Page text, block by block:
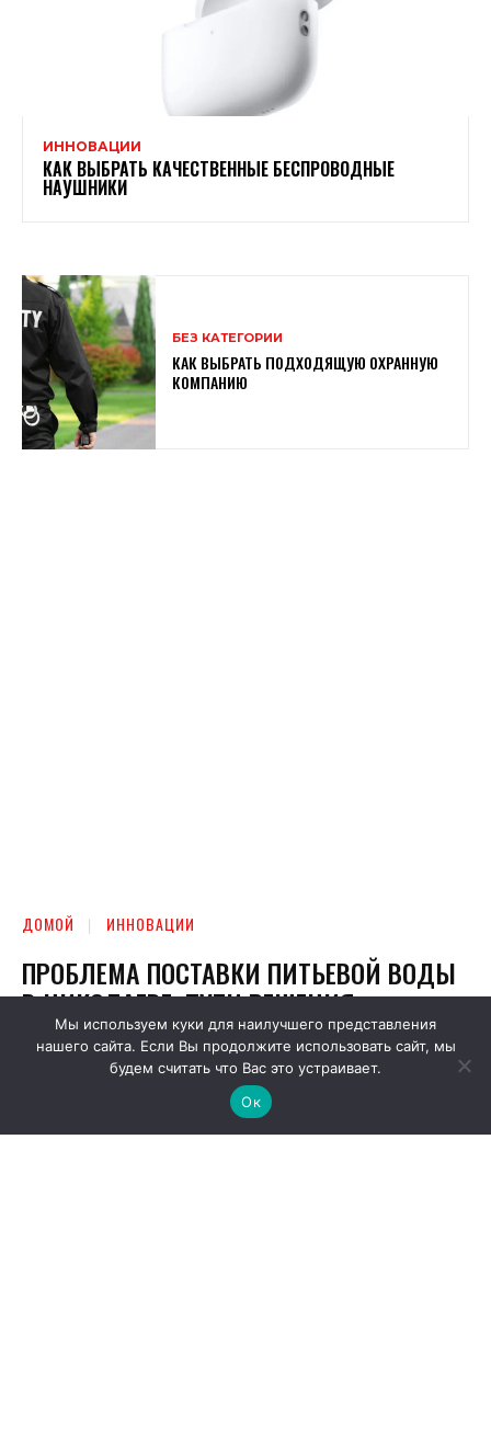
ИННОВАЦИИ
КАК ВЫБРАТЬ КАЧЕСТВЕННЫЕ БЕСПРОВОДНЫЕ
НАУШНИКИ
БЕЗ КАТЕГОРИИ
КАК ВЫБРАТЬ ПОДХОДЯЩУЮ ОХРАННУЮ
КОМПАНИЮ
Мы используем куки для наилучшего представления
нашего сайта. Если Вы продолжите использовать сайт, мы
будем считать что Вас это устраивает.
Ок